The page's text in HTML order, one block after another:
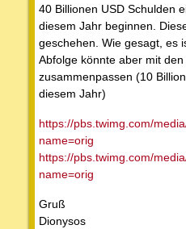
40 Billionen USD Schulden
diesem Jahr beginnen.
geschehen. Wie gesagt, es
Abfolge könnte aber mit
zusammenpassen (10
diesem Jahr)
https://pbs.twimg.com/
name=orig
https://pbs.twimg.com/
name=orig
Gruß
Dionysos